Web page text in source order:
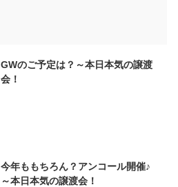
GWのご予定は？～本日本気の譲渡
会！
今年ももちろん？アンコール開催♪
～本日本気の譲渡会！